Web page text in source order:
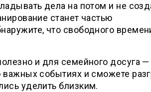
дела на потом и не
станет частью
что свободного
и для семейного досуга —
важных событиях и сможете
уделить близким.